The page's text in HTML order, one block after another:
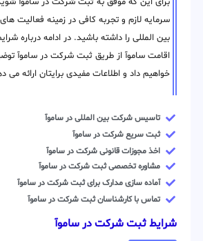
سرمایه لازم و تجربه کافی در زمینه فعالیت
بین المللی را داشته باشید. در ادامه درباره
اقامت ساموآ از طریق ثبت شرکت در ساموآ
خواهیم داد و اطلاعات مفیدی برایتان ارائه می
تاسیس شرکت بین المللی در ساموآ
ثبت سریع شرکت در ساموآ
اخذ مجوزات قانونی شرکت در ساموآ
مشاوره تخصصی ثبت شرکت در ساموآ
آماده سازی مدارک برای ثبت شرکت در ساموآ
تماس با کارشناسان ثبت شرکت در ساموآ
شرایط ثبت شرکت در ساموآ